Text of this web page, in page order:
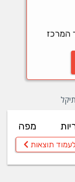
המרכז
מפה
תוצאות